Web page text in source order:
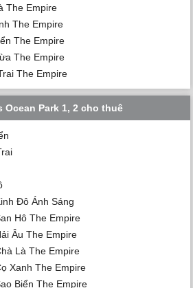
The Empire
The Empire
The Empire
The Empire
The Empire
Ocean Park 1, 2 cho thuê
Đô Ánh Sáng
Hô The Empire
Âu The Empire
Là The Empire
Xanh The Empire
Biển The Empire